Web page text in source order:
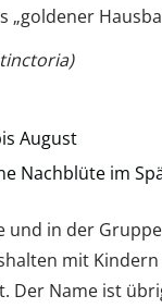
„goldener
August
Nachblüte im
und in der
mit
Der Name ist